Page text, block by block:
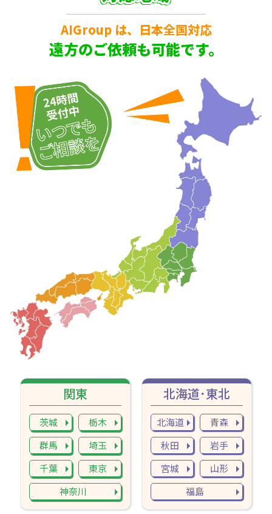
AIGroup は、日本全国対応
遠方のご依頼も可能です。
関東
茨城
栃木
群馬
埼玉
千葉
東京
神奈川
北海道･東北
北海道
青森
秋田
岩手
宮城
山形
福島